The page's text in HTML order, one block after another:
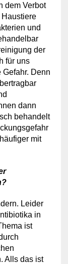
dem Verbot
und
der
für uns
Denn
dann
behandelt
mit
Leider
in
ist
Alls das ist